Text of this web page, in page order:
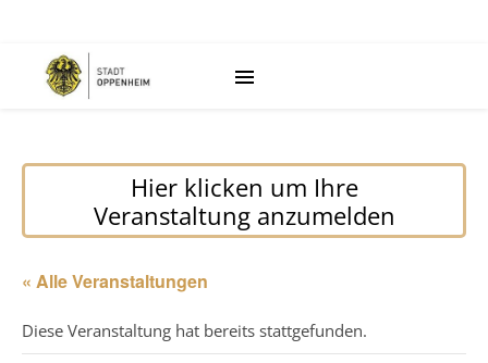
Hier klicken um Ihre
Veranstaltung anzumelden
« Alle Veranstaltungen
Diese Veranstaltung hat bereits stattgefunden.